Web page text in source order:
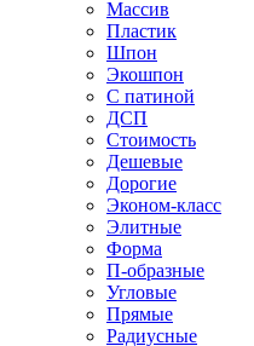
Массив
Пластик
Шпон
Экошпон
С патиной
ДСП
Стоимость
Дешевые
Дорогие
Эконом-класс
Элитные
Форма
П-образные
Угловые
Прямые
Радиусные